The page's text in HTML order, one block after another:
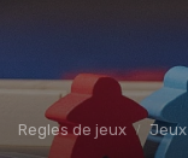
Regles de jeux